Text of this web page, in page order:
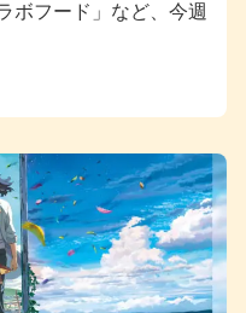
ボフード」など、今週